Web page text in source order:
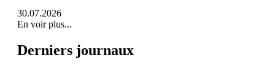
30.07.2026
En voir plus...
Derniers journaux